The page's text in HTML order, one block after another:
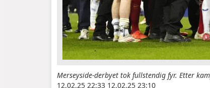
Merseyside-derbyet tok fullstendig fyr. Etter
12.02.25 22:33 12.02.25 23:10